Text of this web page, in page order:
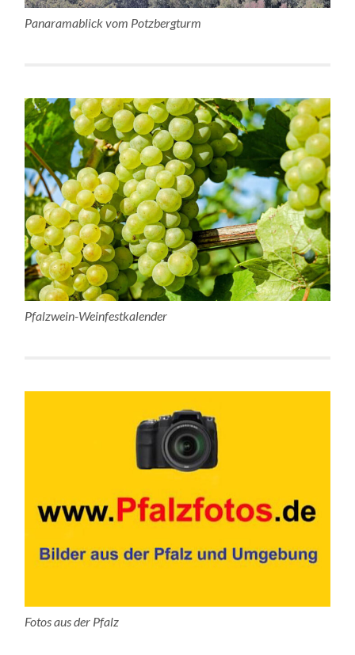
Panaramablick vom Potzbergturm
Pfalzwein-Weinfestkalender
Fotos aus der Pfalz